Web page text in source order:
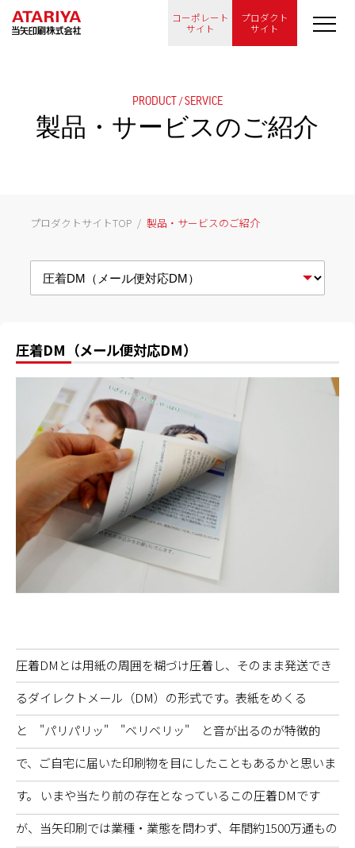
コーポレート
サイト
プロダクト
サイト
PRODUCT / SERVICE
製品・サービスのご紹介
プロダクトサイトTOP 製品・サービスのご紹介
圧着DM（メール便対応DM）
圧着DMとは用紙の周囲を糊づけ圧着し、そのまま発送でき
るダイレクトメール（DM）の形式です。表紙をめくる
と "パリパリッ" "ベリベリッ" と音が出るのが特徴的
で、ご自宅に届いた印刷物を目にしたこともあるかと思いま
す。 いまや当たり前の存在となっているこの圧着DMです
が、当矢印刷では業種・業態を問わず、年間約1500万通もの